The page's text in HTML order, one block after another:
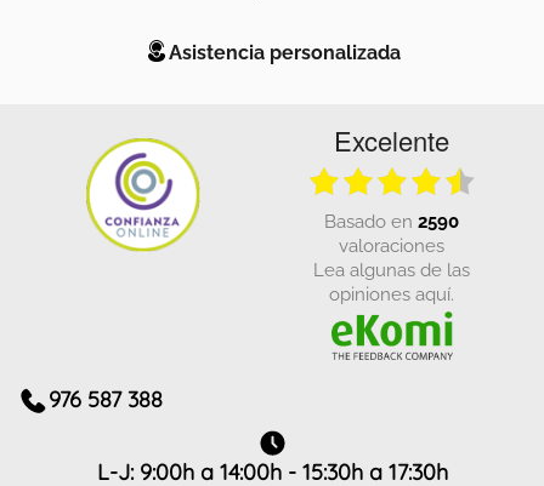
Asistencia personalizada
Excelente
basado en 2590
valoraciones
Lea algunas de las
opiniones aquí.
976 587 388
L-J: 9:00h a 14:00h - 15:30h a 17:30h